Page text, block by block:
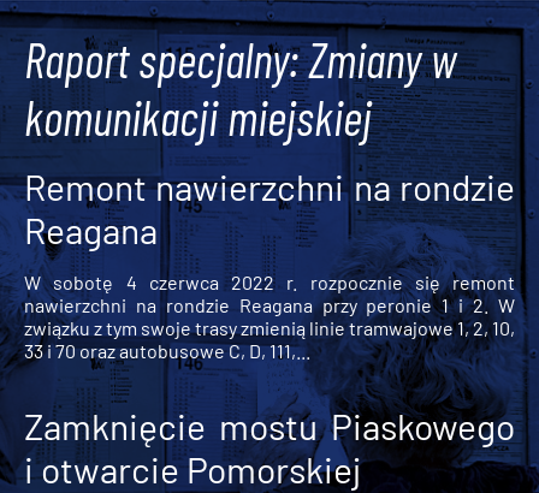
Raport specjalny: Zmiany w
komunikacji miejskiej
Remont nawierzchni na rondzie
Reagana
W sobotę 4 czerwca 2022 r. rozpocznie się remont
nawierzchni na rondzie Reagana przy peronie 1 i 2. W
związku z tym swoje trasy zmienią linie tramwajowe 1, 2, 10,
33 i 70 oraz autobusowe C, D, 111,...
Zamknięcie mostu Piaskowego
i otwarcie Pomorskiej